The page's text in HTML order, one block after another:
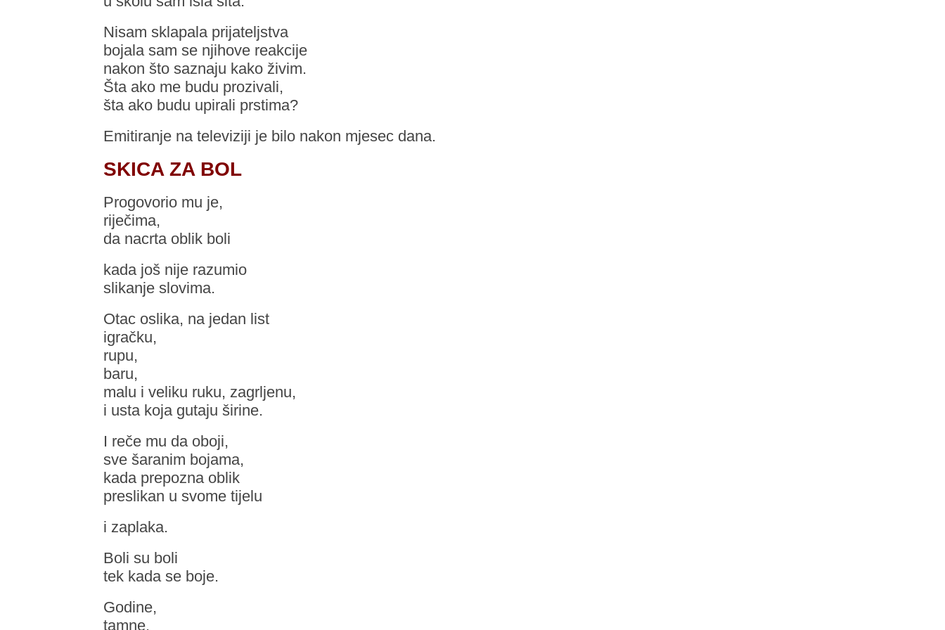
Nisam sklapala prijateljstva
bojala sam se njihove reakcije
nakon što saznaju kako živim.
Šta ako me budu prozivali,
šta ako budu upirali prstima?
Emitiranje na televiziji je bilo nakon mjesec dana.
SKICA ZA BOL
Progovorio mu je,
riječima,
da nacrta oblik boli
kada još nije razumio
slikanje slovima.
Otac oslika, na jedan list
igračku,
rupu,
baru,
malu i veliku ruku, zagrljenu,
i usta koja gutaju širine.
I reče mu da oboji,
sve šaranim bojama,
kada prepozna oblik
preslikan u svome tijelu
i zaplaka.
Boli su boli
tek kada se boje.
Godine,
tamne,